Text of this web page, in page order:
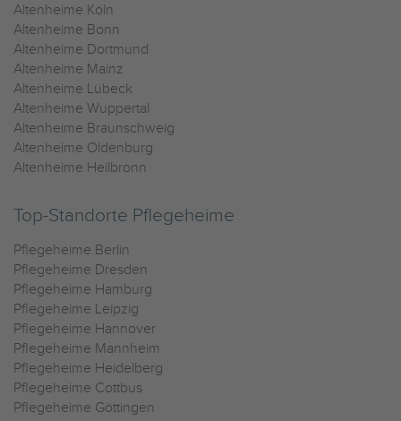
Altenheime Köln
Altenheime Bonn
Altenheime Dortmund
Altenheime Mainz
Altenheime Lübeck
Altenheime Wuppertal
Altenheime Braunschweig
Altenheime Oldenburg
Altenheime Heilbronn
Top-Standorte Pflegeheime
Pflegeheime Berlin
Pflegeheime Dresden
Pflegeheime Hamburg
Pflegeheime Leipzig
Pflegeheime Hannover
Pflegeheime Mannheim
Pflegeheime Heidelberg
Pflegeheime Cottbus
Pflegeheime Göttingen